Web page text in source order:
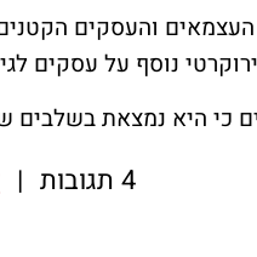
והעסקים
נוסף על עסקים
כי היא נמצאת בשלבים
4 תגובות |